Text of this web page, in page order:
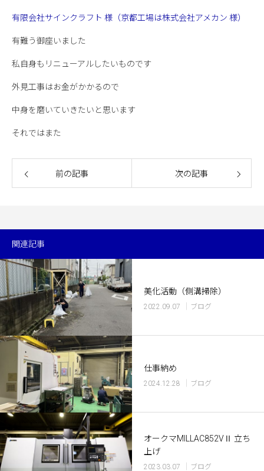
有限会社サインクラフト 様（京都工場は株式会社アメカン 様）
有難う御座いました
私自身もリニューアルしたいものです
外見工事はお金がかかるので
中身を磨いていきたいと思います
それではまた
前の記事 次の記事
関連記事
美化活動（側溝掃除）
2022.09.07 ブログ
仕事納め
2024.12.28 ブログ
オークマMILLAC852VⅡ 立ち
上げ
2023.03.07 ブログ